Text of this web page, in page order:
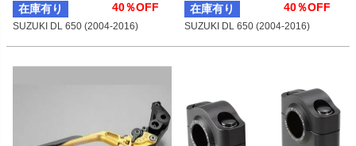
在庫有り 40％OFF
SUZUKI DL 650 (2004-2016)
在庫有り 40％OFF
SUZUKI DL 650 (2004-2016)